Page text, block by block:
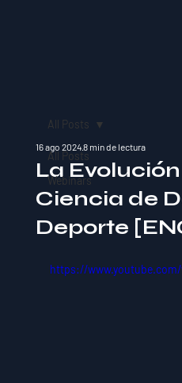
All Posts
Webinars
All Posts
La
Ciencia de
Deporte
16 ago 20248 min de lectura
https://www.youtube.com/